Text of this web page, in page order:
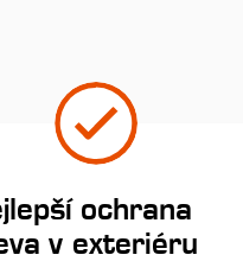
ochrana
v exteriéru